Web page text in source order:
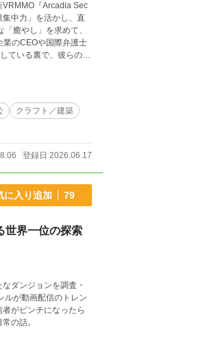
VRMMO『Arcadia Sec
中力」を活かし、直
業のCEOや国際弁護士
が発動する――！ 無
フ、開幕！
クラフト／建築
登録日 2026.06.17
に入り追加 79
世界一位の探索
ダンジョンを調査・
がピンチになったら
の話。